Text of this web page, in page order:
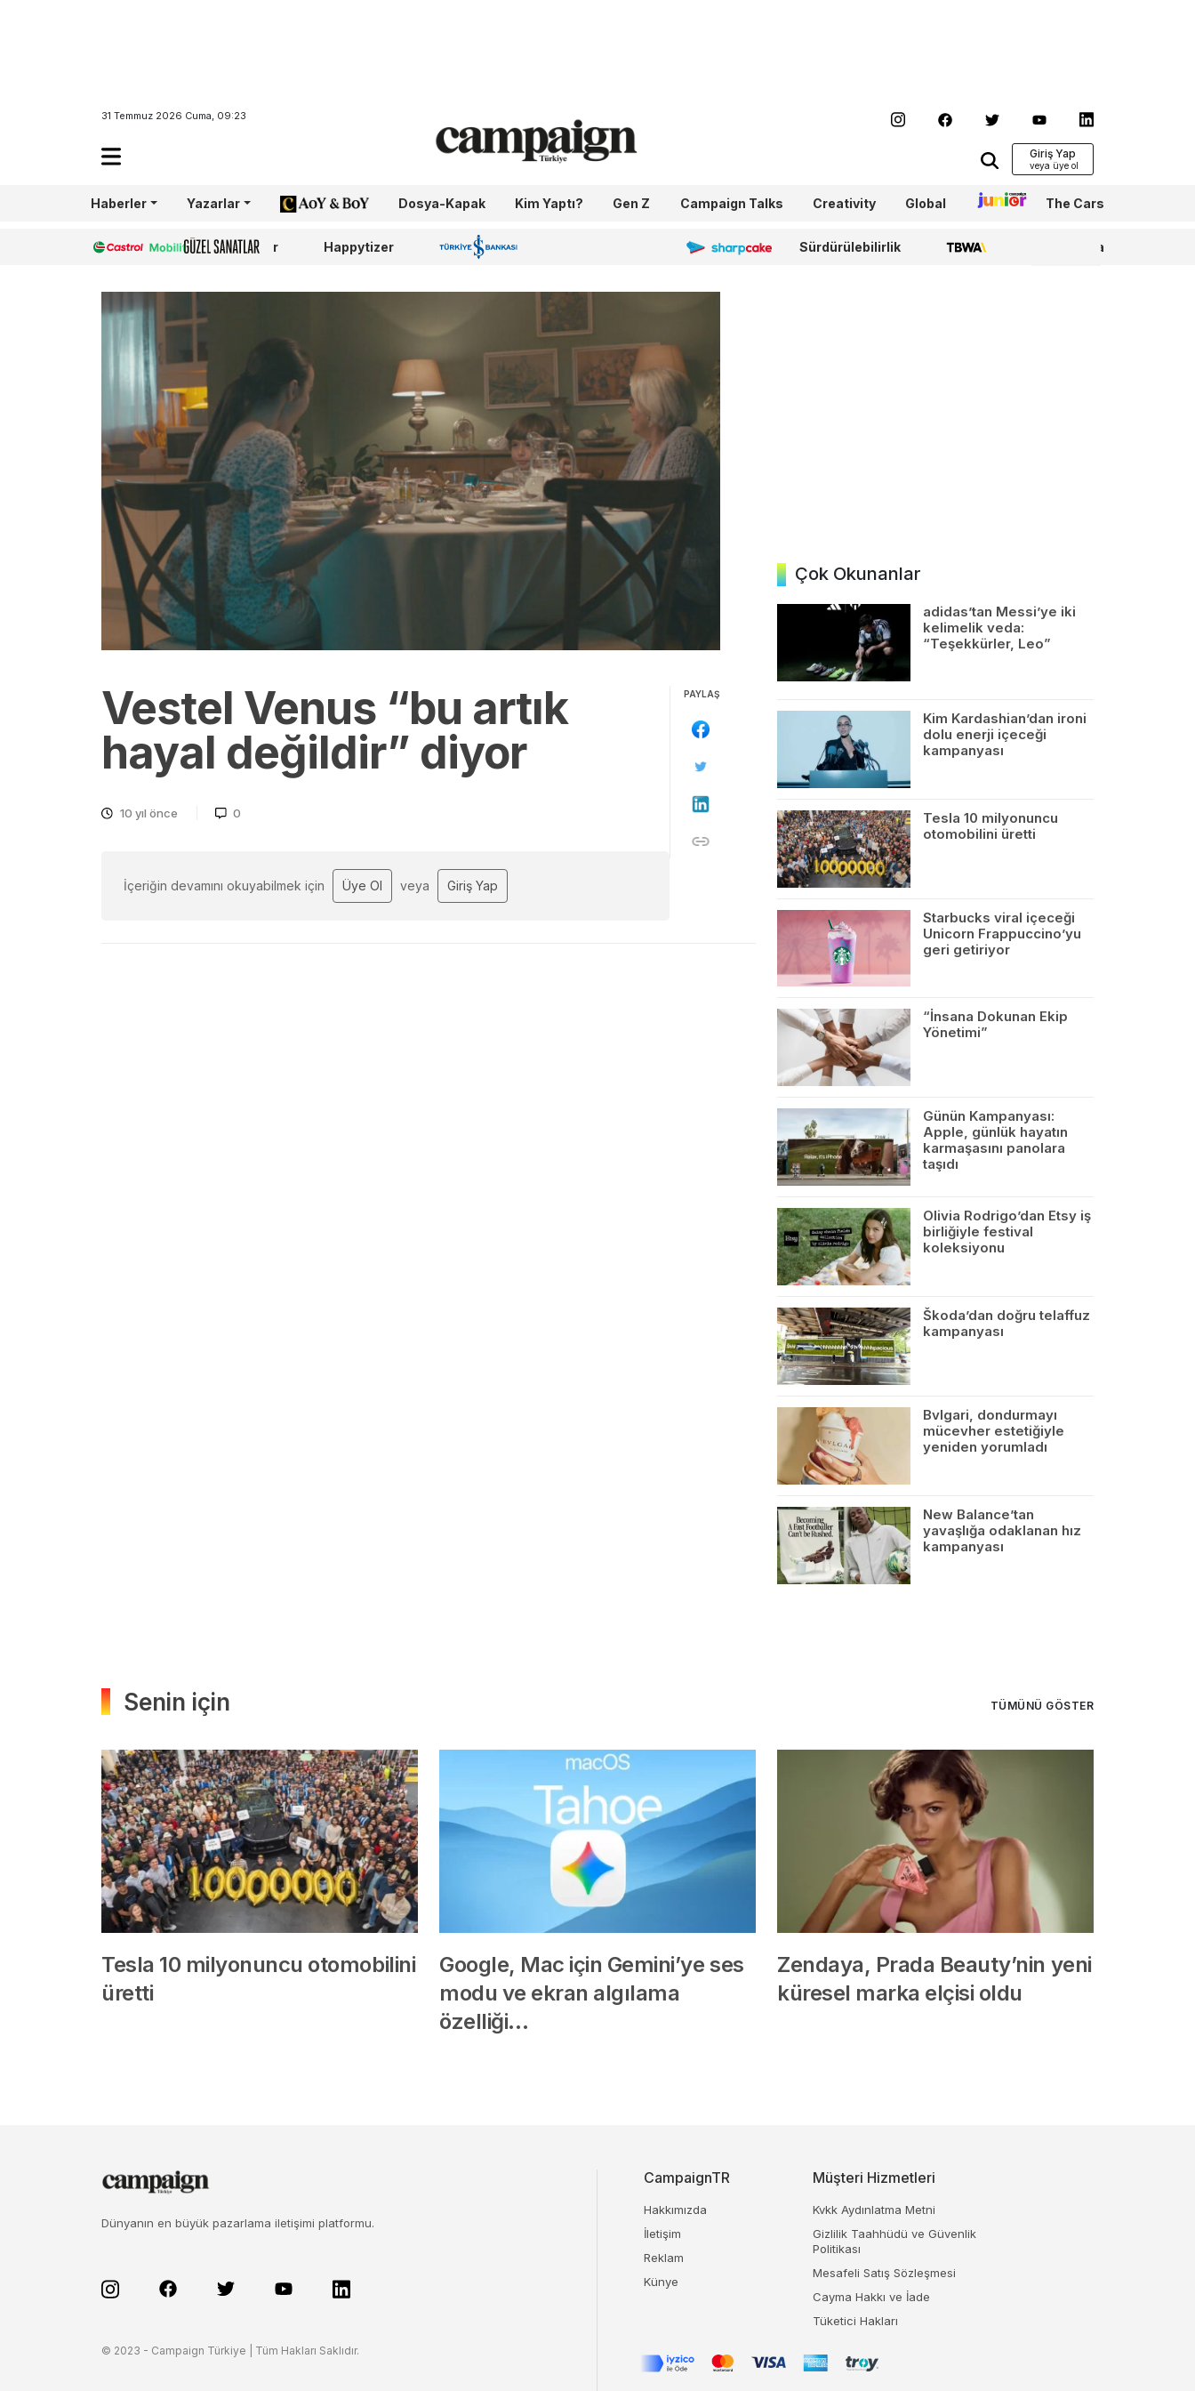
31 Temmuz 2026 Cuma, 09:23
Giriş Yap
Haberler Yazarlar AoY/BoY Dosya-Kapak Kim Yaptı? Gen Z Campaign Talks Creativity Global Junior The Cars
Castrol Güzel Sanatlar Happytizer İş Bankası 100.Yıl Sharpcake Sürdürülebilirlik TBWA WPP Media
Vestel Venus “bu artık
hayal değildir” diyor
10 yıl önce 0
İçeriğin devamını okuyabilmek için Üye Ol veya Giriş Yap
PAYLAŞ
Çok Okunanlar
adidas’tan Messi’ye iki
kelimelik veda:
“Teşekkürler, Leo”
Kim Kardashian’dan ironi
dolu enerji içeceği
kampanyası
Tesla 10 milyonuncu
otomobilini üretti
Starbucks viral içeceği
Unicorn Frappuccino’yu
geri getiriyor
“İnsana Dokunan Ekip
Yönetimi”
Günün Kampanyası:
Apple, günlük hayatın
karmaşasını panolara
taşıdı
Olivia Rodrigo’dan Etsy iş
birliğiyle festival
koleksiyonu
Škoda’dan doğru telaffuz
kampanyası
Bvlgari, dondurmayı
mücevher estetiğiyle
yeniden yorumladı
New Balance’tan
yavaşlığa odaklanan hız
kampanyası
Senin için TÜMÜNÜ GÖSTER
Tesla 10 milyonuncu otomobilini
üretti
Google, Mac için Gemini’ye ses
modu ve ekran algılama
özelliği…
Zendaya, Prada Beauty’nin yeni
küresel marka elçisi oldu
Dünyanın en büyük pazarlama iletişimi platformu.
© 2023 - Campaign Türkiye | Tüm Hakları Saklıdır.
CampaignTR
Hakkımızda
İletişim
Reklam
Künye
Müşteri Hizmetleri
Kvkk Aydınlatma Metni
Gizlilik Taahhüdü ve Güvenlik
Politikası
Mesafeli Satış Sözleşmesi
Cayma Hakkı ve İade
Tüketici Hakları